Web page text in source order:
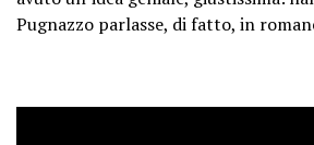
Pugnazzo parlasse, di fatto, in